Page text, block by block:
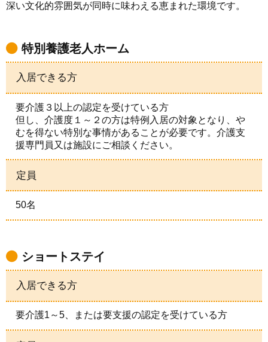
深い文化的雰囲気が同時に味わえる恵まれた環境です。
特別養護老人ホーム
入居できる方
要介護３以上の認定を受けている方
但し、介護度１～２の方は特例入居の対象となり、や
むを得ない特別な事情があることが必要です。介護支
援専門員又は施設にご相談ください。
定員
50名
ショートステイ
入居できる方
要介護1～5、または要支援の認定を受けている方